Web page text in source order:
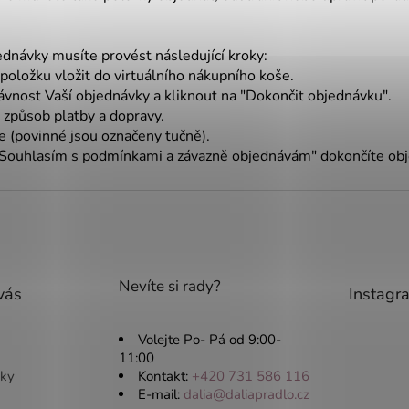
musíte provést následující kroky:
vložit do virtuálního nákupního koše.
Vaší objednávky a kliknout na "Dokončit objednávku".
platby a dopravy.
jsou označeny tučně).
s podmínkami a závazně objednávám" dokončíte
Nevíte si rady?
Volejte Po- Pá od 9:00-
11:00
Kontakt: +420 731 586 116
E-mail: dalia@daliapradlo.cz